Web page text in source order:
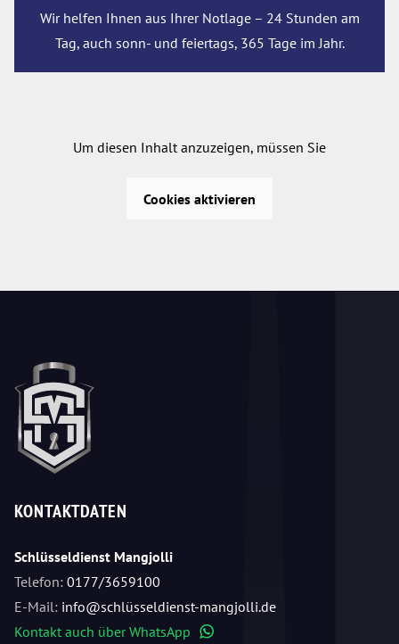
Wir helfen Ihnen aus Ihrer Notlage – 24 Stunden am
Tag, auch sonn- und feiertags, 365 Tage im Jahr.
Um diesen Inhalt anzuzeigen, müssen Sie
Cookies aktivieren
KONTAKTDATEN
Schlüsseldienst Mangjolli
Telefon: 0177/3659100
E-Mail: info@schlüsseldienst-mangjolli.de
Kontakt auch über WhatsApp